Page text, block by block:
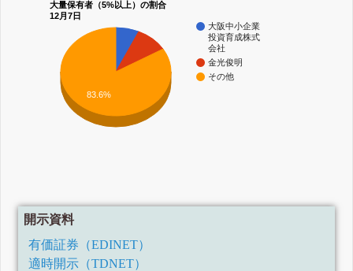
大量保有者（5%以上）の割合
12月7日
大阪中小企業
投資育成株式
会社
金光俊明
その他
83.6%
開示資料
有価証券（EDINET）
適時開示（TDNET）